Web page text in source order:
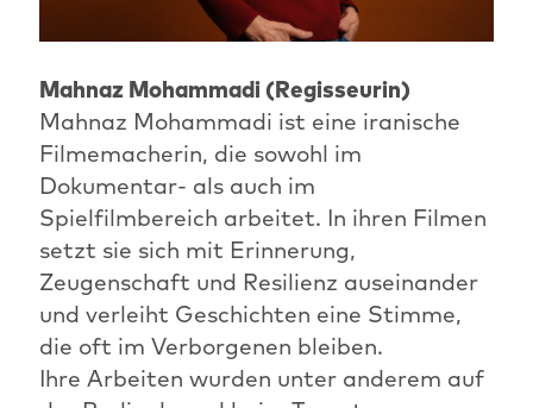
Mahnaz Mohammadi (Regisseurin)
Mahnaz Mohammadi ist eine iranische
Filmemacherin, die sowohl im
Dokumentar- als auch im
Spielfilmbereich arbeitet. In ihren Filmen
setzt sie sich mit Erinnerung,
Zeugenschaft und Resilienz auseinander
und verleiht Geschichten eine Stimme,
die oft im Verborgenen bleiben.
Ihre Arbeiten wurden unter anderem auf